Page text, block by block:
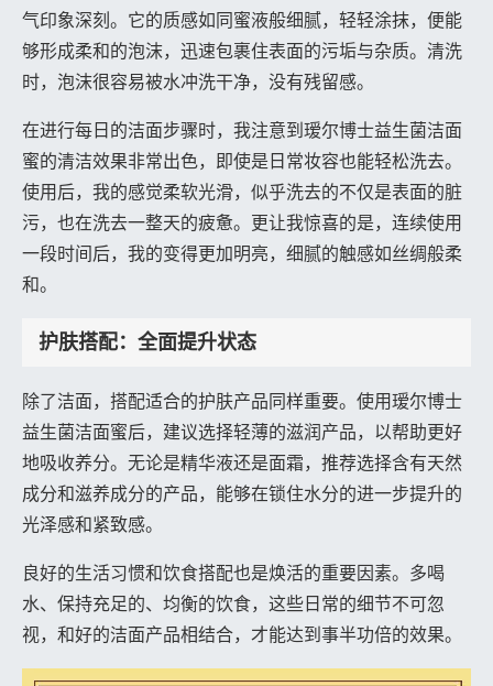
气印象深刻。它的质感如同蜜液般细腻，轻轻涂抹，便能
够形成柔和的泡沫，迅速包裹住表面的污垢与杂质。清洗
时，泡沫很容易被水冲洗干净，没有残留感。
在进行每日的洁面步骤时，我注意到瑷尔博士益生菌洁面
蜜的清洁效果非常出色，即使是日常妆容也能轻松洗去。
使用后，我的感觉柔软光滑，似乎洗去的不仅是表面的脏
污，也在洗去一整天的疲惫。更让我惊喜的是，连续使用
一段时间后，我的变得更加明亮，细腻的触感如丝绸般柔
和。
护肤搭配：全面提升状态
除了洁面，搭配适合的护肤产品同样重要。使用瑷尔博士
益生菌洁面蜜后，建议选择轻薄的滋润产品，以帮助更好
地吸收养分。无论是精华液还是面霜，推荐选择含有天然
成分和滋养成分的产品，能够在锁住水分的进一步提升的
光泽感和紧致感。
良好的生活习惯和饮食搭配也是焕活的重要因素。多喝
水、保持充足的、均衡的饮食，这些日常的细节不可忽
视，和好的洁面产品相结合，才能达到事半功倍的效果。